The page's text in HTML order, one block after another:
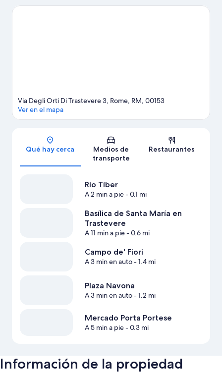
para conocer la zona con actividades como golf.
Sección del mapa
Via Degli Orti Di Trastevere 3, Rome, RM, 00153
Ver en el mapa
Qué hay cerca
Medios de
transporte
Restaurantes
Río Tíber
A 2 min a pie- 0.1 mi
Basílica de Santa María en
Trastevere
A 11 min a pie- 0.6 mi
Campo de' Fiori
A 3 min en auto- 1.4 mi
Plaza Navona
A 3 min en auto- 1.2 mi
Mercado Porta Portese
A 5 min a pie- 0.3 mi
Información de la propiedad